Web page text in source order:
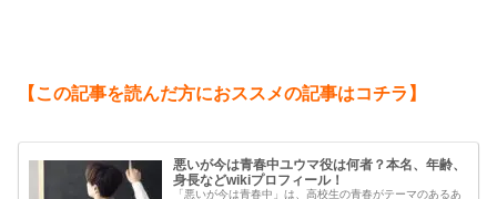
【この記事を読んだ方におススメの記事はコチラ】
悪いが今は青春中ユウマ役は何者？本名、年齢、
身長などwikiプロフィール！
「悪いが今は青春中」は、高校生の青春がテーマのあるあ